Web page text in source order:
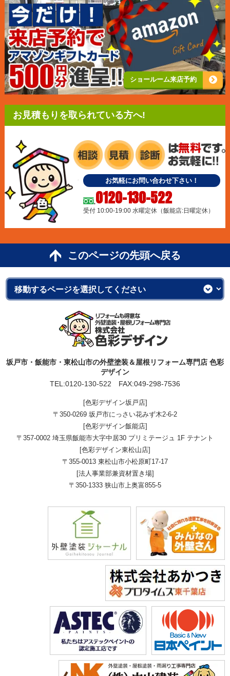
ショールーム来店予約
お見積もりを取られている方へ!
お気軽にお問い合わせ下さい！
0120-130-522
受付 10:00-19:00 水曜定休（飯能店:日曜定休）
このページの先頭へ戻る
坂戸市・飯能市・東松山市の外壁塗装＆屋根リフォーム専門店 色彩
デザイン
TEL:0120-130-522 FAX:049-298-7536
[色彩デザイン坂戸店]
〒350-0269 坂戸市にっさい花みず木2-6-2
[色彩デザイン飯能店]
〒357-0002 埼玉県飯能市大字中居30 プリミテージュ 1F テナント
[色彩デザイン東松山店]
〒355-0013 東松山市小松原町17-17
[法人事業部兼資材置き場]
〒350-1333 狭山市上奥富855-5